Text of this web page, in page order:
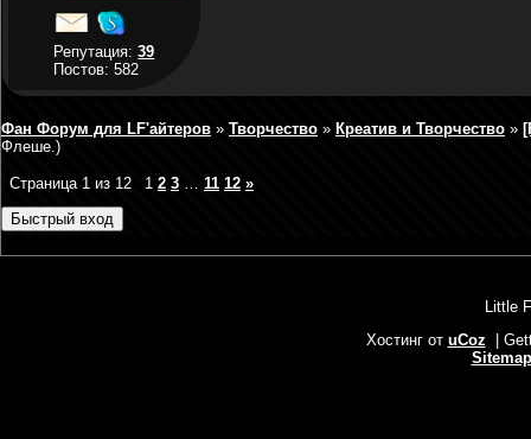
Репутация:39
Постов: 582
Фан Форум для LF'айтеров » Творчество » Креатив и Творчество »
Флеше.)
Страница 1 из 12 1 2 3 11 12 »
Little
Хостинг от uCoz
|